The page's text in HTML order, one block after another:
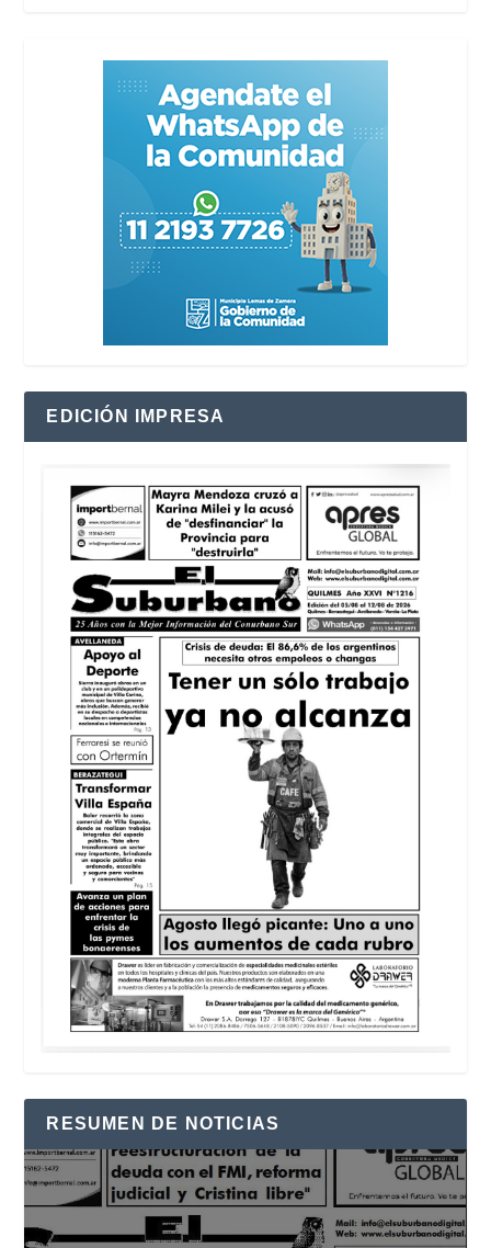
EDICIÓN IMPRESA
RESUMEN DE NOTICIAS
Reproductor
de
vídeo